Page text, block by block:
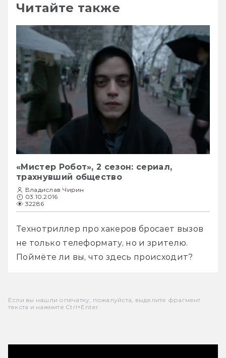
Читайте также
«Мистер Робот», 2 сезон: сериал,
трахнувший общество
Владислав Чирин
03.10.2016
32286
Технотриллер про хакеров бросает вызов
не только телеформату, но и зрителю.
Поймёте ли вы, что здесь происходит?
Если вы нашли опечатку, пожалуйста, выделите фрагмент
текста и нажмите Ctrl+Enter.